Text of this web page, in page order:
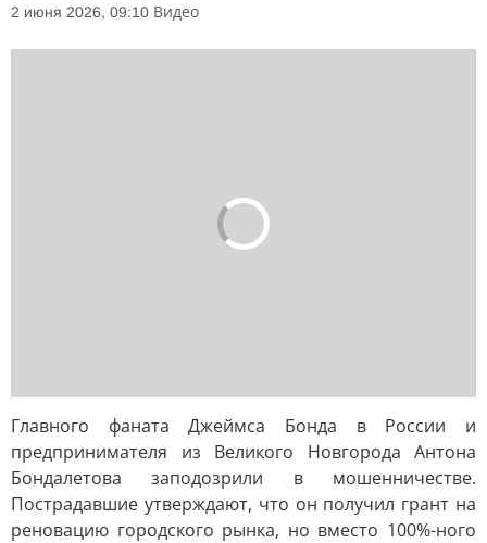
2 июня 2026, 09:10 Видео
Главного фаната Джеймса Бонда в России и
предпринимателя из Великого Новгорода Антона
Бондалетова заподозрили в мошенничестве.
Пострадавшие утверждают, что он получил грант на
реновацию городского рынка, но вместо 100%-ного